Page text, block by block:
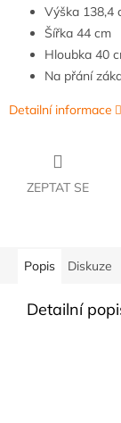
Výška 138,4
Šířka 44 cm
Hloubka 40
Na přání
Detailní informace
ZEPTAT SE
Popis Diskuze
Detailní